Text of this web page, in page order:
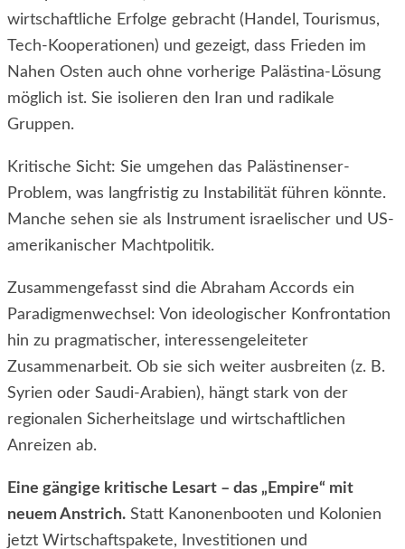
wirtschaftliche Erfolge gebracht (Handel, Tourismus,
Tech-Kooperationen) und gezeigt, dass Frieden im
Nahen Osten auch ohne vorherige Palästina-Lösung
möglich ist. Sie isolieren den Iran und radikale
Gruppen.
Kritische Sicht: Sie umgehen das Palästinenser-
Problem, was langfristig zu Instabilität führen könnte.
Manche sehen sie als Instrument israelischer und US-
amerikanischer Machtpolitik.
Zusammengefasst sind die Abraham Accords ein
Paradigmenwechsel: Von ideologischer Konfrontation
hin zu pragmatischer, interessengeleiteter
Zusammenarbeit. Ob sie sich weiter ausbreiten (z. B.
Syrien oder Saudi-Arabien), hängt stark von der
regionalen Sicherheitslage und wirtschaftlichen
Anreizen ab.
Eine gängige kritische Lesart – das „Empire“ mit
neuem Anstrich. Statt Kanonenbooten und Kolonien
jetzt Wirtschaftspakete, Investitionen und